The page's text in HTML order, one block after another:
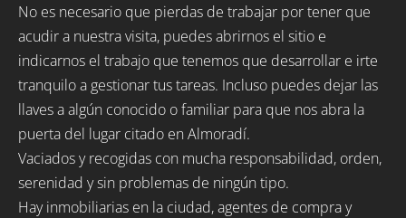
No es necesario que pierdas de trabajar por tener que
acudir a nuestra visita, puedes abrirnos el sitio e
indicarnos el trabajo que tenemos que desarrollar e irte
tranquilo a gestionar tus tareas. Incluso puedes dejar las
llaves a algún conocido o familiar para que nos abra la
puerta del lugar citado en Almoradí.
Vaciados y recogidas con mucha responsabilidad, orden,
serenidad y sin problemas de ningún tipo.
Hay inmobiliarias en la ciudad, agentes de compra y